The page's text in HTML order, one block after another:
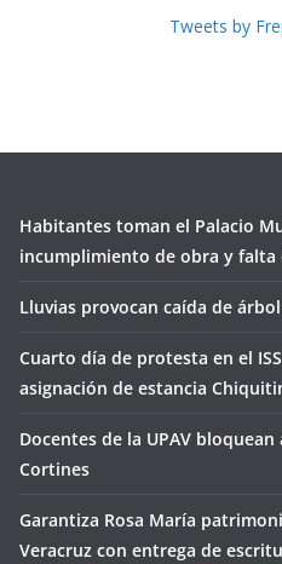
Tweets by
Habitantes toman el Palacio
incumplimiento de obra y falta
Lluvias provocan caída de
Cuarto día de protesta en el
asignación de estancia
Docentes de la UPAV
Cortines
Garantiza Rosa María
Veracruz con entrega de